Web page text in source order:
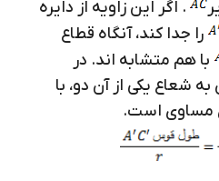
. اگر این زاویه از دایره
را جدا کند، آنگاه قطاع
با هم متشابه اند. در
شعاع یکی از آن دو، با
مساوی است.